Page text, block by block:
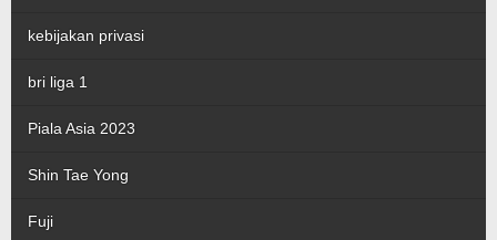
kebijakan privasi
bri liga 1
Piala Asia 2023
Shin Tae Yong
Fuji